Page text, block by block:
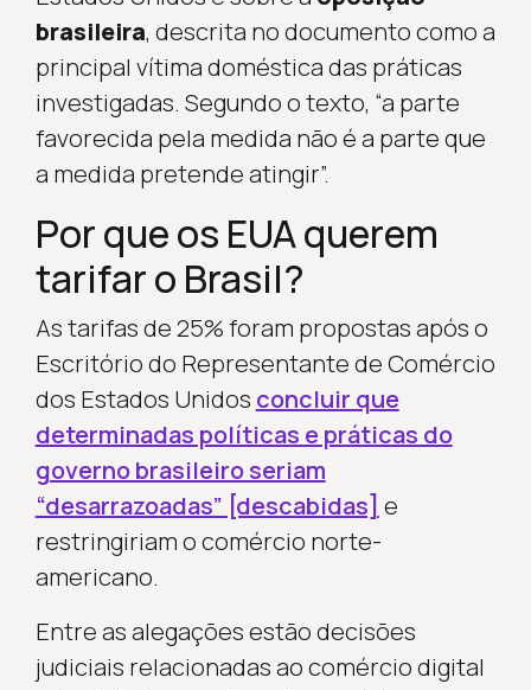
brasileira, descrita no documento como a
principal vítima doméstica das práticas
investigadas. Segundo o texto, “a parte
favorecida pela medida não é a parte que
a medida pretende atingir”.
Por que os EUA querem
tarifar o Brasil?
As tarifas de 25% foram propostas após o
Escritório do Representante de Comércio
dos Estados Unidos concluir que
determinadas políticas e práticas do
governo brasileiro seriam
“desarrazoadas” [descabidas] e
restringiriam o comércio norte-
americano.
Entre as alegações estão decisões
judiciais relacionadas ao comércio digital